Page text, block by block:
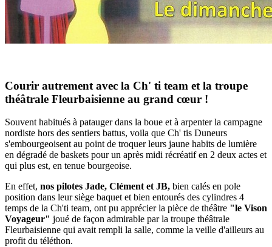
Courir autrement avec la Ch' ti team et la troupe
théâtrale Fleurbaisienne au grand cœur !
Souvent habitués à patauger dans la boue et à arpenter la campagne
nordiste hors des sentiers battus, voila que Ch' tis Duneurs
s'embourgeoisent au point de troquer leurs jaune habits de lumière
en dégradé de baskets pour un après midi récréatif en 2 deux actes et
qui plus est, en tenue bourgeoise.
En effet, nos pilotes Jade, Clément et JB, bien calés en pole
position dans leur siège baquet et bien entourés des cylindres 4
temps de la Ch'ti team, ont pu apprécier la pièce de théâtre "le Vison
Voyageur" joué de façon admirable par la troupe théâtrale
Fleurbaisienne qui avait rempli la salle, comme la veille d'ailleurs au
profit du téléthon.